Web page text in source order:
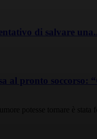
di salvare
al pronto soccorso:
potesse tornare è stata